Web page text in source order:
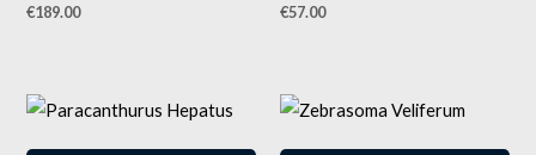
€189.00 €57.00